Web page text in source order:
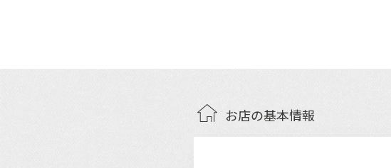
お店の基本情報